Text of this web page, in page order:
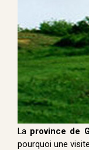
La province de
pourquoi une